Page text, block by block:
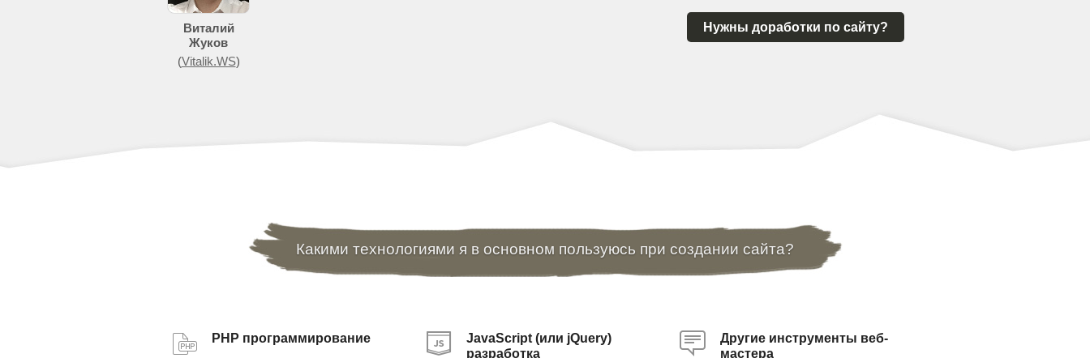
Виталий
Жуков
(Vitalik.WS)
Нужны доработки по сайту?
Какими технологиями я в основном пользуюсь при создании сайта?
PHP программирование
JavaScript (или jQuery)
разработка
Другие инструменты веб-
мастера